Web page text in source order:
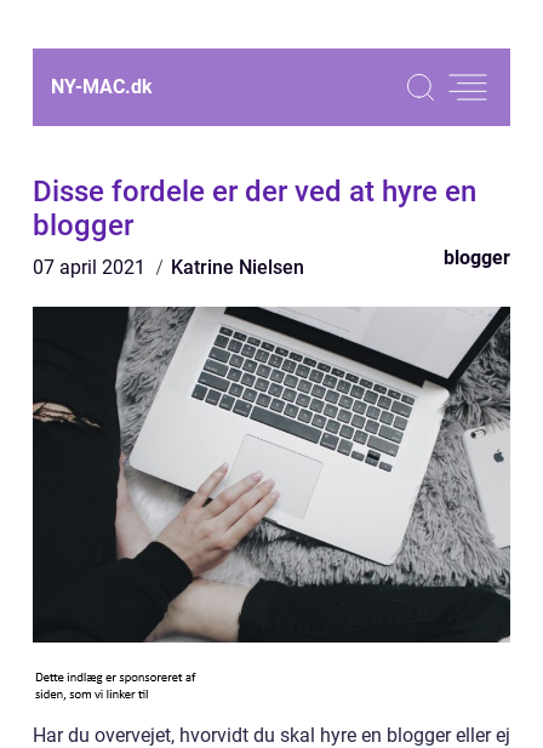
NY-MAC.dk
Disse fordele er der ved at hyre en
blogger
07 april 2021 Katrine Nielsen blogger
Har du overvejet, hvorvidt du skal hyre en blogger eller ej